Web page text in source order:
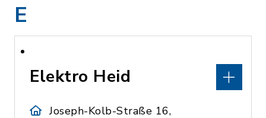
E
Elektro Heid
Joseph-Kolb-Straße 16,